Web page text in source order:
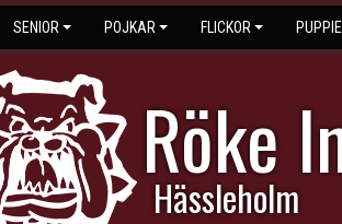
SENIOR POJKAR FLICKOR
Röke
Hässleholm